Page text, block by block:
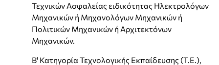
Τεχνικών Ασφαλείας ειδικότητας Ηλεκτρολόγων
Μηχανικών ή Μηχανολόγων Μηχανικών ή
Πολιτικών Μηχανικών ή Αρχιτεκτόνων
Μηχανικών.
Β' Κατηγορία Τεχνολογικής Εκπαίδευσης (Τ.Ε.),